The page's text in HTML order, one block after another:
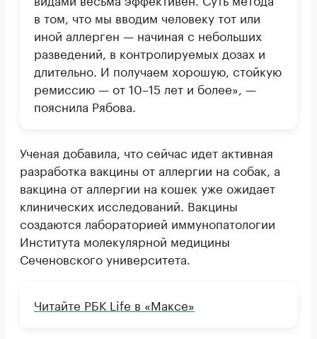
в том, что мы вводим человеку тот или
иной аллерген — начиная с небольших
разведений, в контролируемых дозах и
длительно. И получаем хорошую, стойкую
ремиссию — от 10–15 лет и более», —
пояснила Рябова.
Ученая добавила, что сейчас идет активная
разработка вакцины от аллергии на собак, а
вакцина от аллергии на кошек уже ожидает
клинических исследований. Вакцины
создаются лабораторией иммунопатологии
Института молекулярной медицины
Сеченовского университета.
Читайте РБК Life в «Максе»